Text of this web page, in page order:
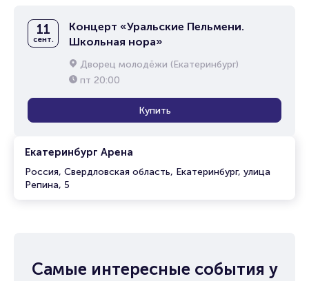
Екатеринбург Арена
Россия, Свердловская область, Екатеринбург, улица
Репина, 5
11
сент.
Концерт «Уральские Пельмени.
Школьная нора»
Дворец молодёжи (Екатеринбург)
пт 20:00
Купить
Самые интересные события у